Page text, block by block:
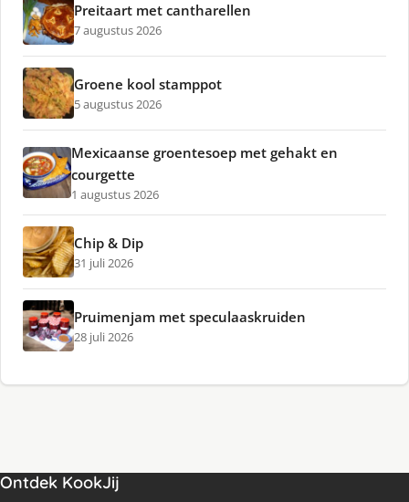
Preitaart met cantharellen
7 augustus 2026
Groene kool stamppot
5 augustus 2026
Mexicaanse groentesoep met gehakt en
courgette
1 augustus 2026
Chip & Dip
31 juli 2026
Pruimenjam met speculaaskruiden
28 juli 2026
Ontdek KookJij